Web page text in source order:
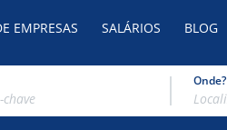
EMPRESAS SALÁRIOS BLOG
Onde?